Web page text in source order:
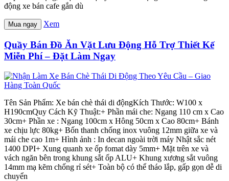
động xe bán cafe gắn dù
Mua ngay Xem
Quầy Bán Đồ Ăn Vặt Lưu Động Hỗ Trợ Thiết Kế
Miễn Phí – Đặt Làm Ngay
Tên Sản Phẩm: Xe bán chè thái di độngKích Thước: W100 x
H190cmQuy Cách Kỹ Thuật:+ Phần mái che: Ngang 110 cm x Cao
30cm+ Phần xe : Ngang 100cm x Hông 50cm x Cao 80cm+ Bánh
xe chịu lực 80kg+ Bốn thanh chống inox vuông 12mm giữa xe và
mái che cao 1m+ Hình ảnh : In decan ngoài trời máy Nhật sắc nét
1400 DPI+ Xung quanh xe ốp fomat dày 5mm+ Mặt trên xe và
vách ngăn bên trong khung sắt ốp ALU+ Khung xương sắt vuông
14mm mạ kẽm chống rỉ sét+ Toàn bộ có thể tháo lắp, gấp gọn dễ di
chuyển